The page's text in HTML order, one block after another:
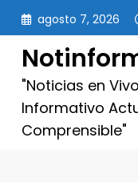
Saltar
contenido
agosto 7, 2026
"Noticias en
Informativo
Comprensible"